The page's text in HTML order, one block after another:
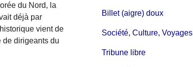
du Nord, la
déjà par
vient de
de dirigeants du
Billet (aigre) doux
Société, Culture, Voyages
Tribune libre